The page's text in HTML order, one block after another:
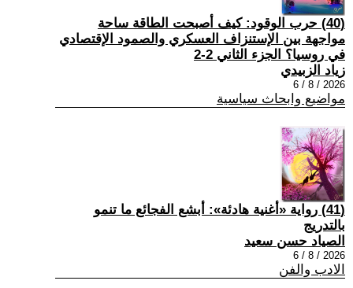
(40) حرب الوقود: كيف أصبحت الطاقة ساحة
مواجهة بين الإستنزاف العسكري والصمود الإقتصادي
في روسيا؟ الجزء الثاني 2-2
زياد الزبيدي
2026 / 8 / 6
مواضيع وابحاث سياسية
(41) رواية «أغنية هادئة»: أبشع الفجائع ما تنمو
بالتدريج
الصياد حسن سعيد
2026 / 8 / 6
الادب والفن